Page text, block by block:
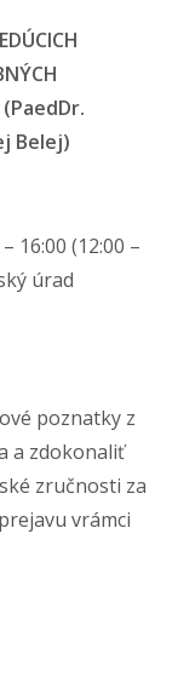
(PaedDr.
Belej)
16:00 (12:00 –
úrad
poznatky z
a zdokonaliť
zručnosti za
vrámci